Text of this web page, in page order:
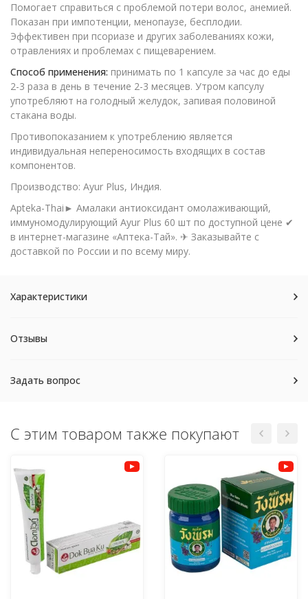
Помогает справиться с проблемой потери волос, анемией.
Показан при импотенции, менопаузе, бесплодии.
Эффективен при псориазе и других заболеваниях кожи,
отравлениях и проблемах с пищеварением.
Способ применения: принимать по 1 капсуле за час до еды
2-3 раза в день в течение 2-3 месяцев. Утром капсулу
употребляют на голодный желудок, запивая половиной
стакана воды.
Противопоказанием к употреблению является
индивидуальная непереносимость входящих в состав
компонентов.
Производство: Ayur Plus, Индия.
Apteka-Thai► Амалаки антиоксидант омолаживающий,
иммуномодулирующий Ayur Plus 60 шт по доступной цене ✔
в интернет-магазине «Аптека-Тай». ✈ Заказывайте с
доставкой по России и по всему миру.
Характеристики
Отзывы
Задать вопрос
С этим товаром также покупают